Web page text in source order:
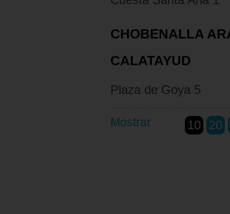
CHOBENALLA
CALATAYUD
Plaza de Goya 5
Mostrar 10 20